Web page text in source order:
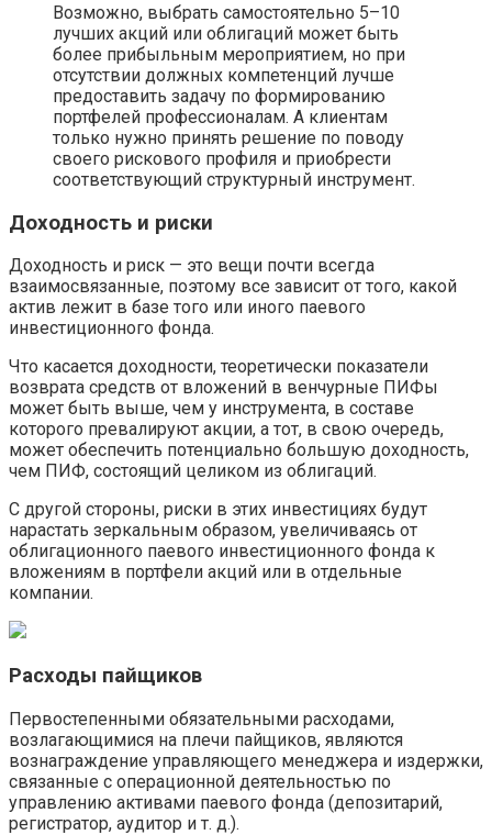
Возможно, выбрать самостоятельно 5–10
лучших акций или облигаций может быть
более прибыльным мероприятием, но при
отсутствии должных компетенций лучше
предоставить задачу по формированию
портфелей профессионалам. А клиентам
только нужно принять решение по поводу
своего рискового профиля и приобрести
соответствующий структурный инструмент.
Доходность и риски
Доходность и риск — это вещи почти всегда
взаимосвязанные, поэтому все зависит от того, какой
актив лежит в базе того или иного паевого
инвестиционного фонда.
Что касается доходности, теоретически показатели
возврата средств от вложений в венчурные ПИФы
может быть выше, чем у инструмента, в составе
которого превалируют акции, а тот, в свою очередь,
может обеспечить потенциально большую доходность,
чем ПИФ, состоящий целиком из облигаций.
С другой стороны, риски в этих инвестициях будут
нарастать зеркальным образом, увеличиваясь от
облигационного паевого инвестиционного фонда к
вложениям в портфели акций или в отдельные
компании.
Расходы пайщиков
Первостепенными обязательными расходами,
возлагающимися на плечи пайщиков, являются
вознаграждение управляющего менеджера и издержки,
связанные с операционной деятельностью по
управлению активами паевого фонда (депозитарий,
регистратор, аудитор и т. д.).